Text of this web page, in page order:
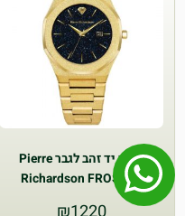
שעון יד זהב לגבר Pierre
Richardson FROSTED